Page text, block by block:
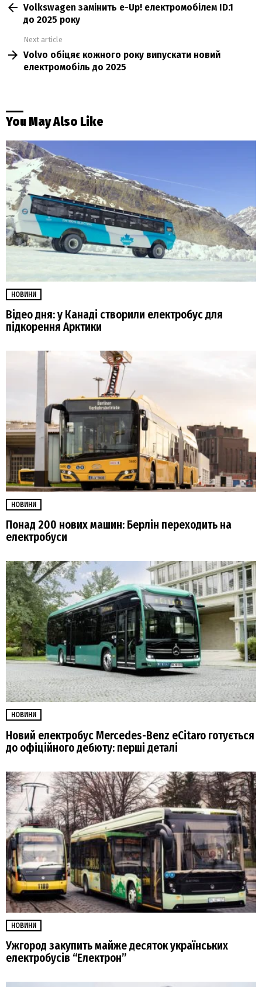
moreVolkswagen замінить e-Up! електромобілем ID.1
до 2025 року
Next article
Volvo обіцяє кожного року випускати новий
електромобіль до 2025
You May Also Like
НОВИНИ
Відео дня: у Канаді створили електробус для
підкорення Арктики
НОВИНИ
Понад 200 нових машин: Берлін переходить на
електробуси
НОВИНИ
Новий електробус Mercedes-Benz eCitaro готується
до офіційного дебюту: перші деталі
НОВИНИ
Ужгород закупить майже десяток українських
електробусів “Електрон”